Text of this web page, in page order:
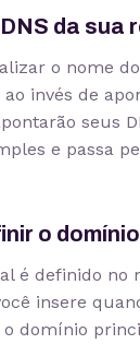
da sua
o nome
invés de
seus
e passa
o
é definido no
insere
domínio